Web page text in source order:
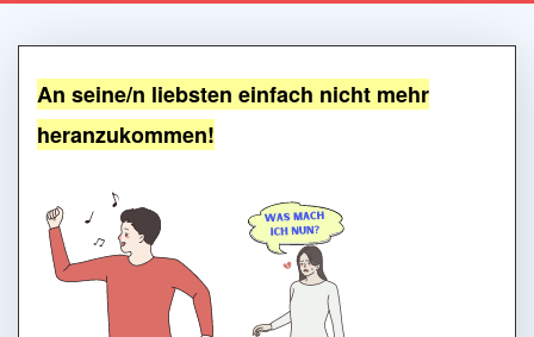
An seine/n liebsten einfach nicht mehr
heranzukommen!